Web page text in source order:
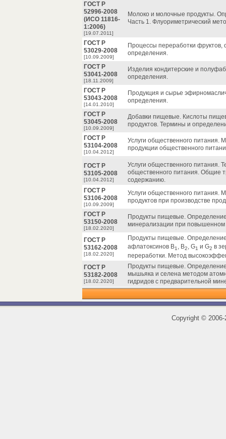
ГОСТ Р
52996-2008
(ИСО 11816-
1:2006)
[19.07.2011]
Молоко и молочные продукты.
Часть 1. Флуориметрический
ГОСТ Р
53029-2008
[10.09.2009]
Процессы переработки фруктов,
определения.
ГОСТ Р
53041-2008
[18.11.2009]
Изделия кондитерские и
определения.
ГОСТ Р
53043-2008
[14.01.2010]
Продукция и сырье
определения.
ГОСТ Р
53045-2008
[10.09.2009]
Добавки пищевые. Кислоты
продуктов. Термины и
ГОСТ Р
53104-2008
[10.04.2012]
Услуги общественного питания.
продукции общественного
ГОСТ Р
53105-2008
[10.04.2012]
Услуги общественного питания.
общественного питания. Общие
содержанию.
ГОСТ Р
53106-2008
[10.09.2009]
Услуги общественного питания.
продуктов при производстве
ГОСТ Р
53150-2008
[18.02.2020]
Продукты пищевые.
минерализации при повышенном
ГОСТ Р
53162-2008
[18.02.2020]
Продукты пищевые.
афлатоксинов B1, B2, G1 и G2 в
переработки. Метод
ГОСТ Р
53182-2008
[18.02.2020]
Продукты пищевые.
мышьяка и селена методом
гидридов с предварительной
Copyright ©